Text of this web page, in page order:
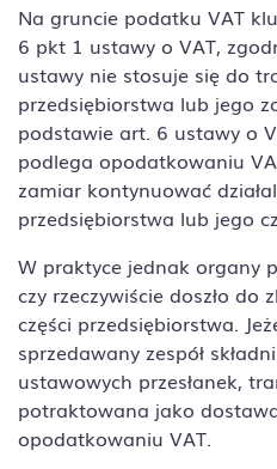
Na gruncie podatku VAT
6 pkt 1 ustawy o VAT,
ustawy nie stosuje się do
przedsiębiorstwa lub jego
podstawie art. 6 ustawy o
podlega opodatkowaniu
zamiar kontynuować
przedsiębiorstwa lub jego
W praktyce jednak organy
czy rzeczywiście doszło do
części przedsiębiorstwa.
sprzedawany zespół
ustawowych przesłanek,
potraktowana jako
opodatkowaniu VAT.